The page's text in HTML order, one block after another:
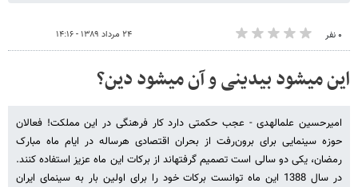
۰ نفر ۲۴ مرداد ۱۳۸۹ - ۱۴:۱۶
این می​شود بی​دینی و آن می​شود دین؟
امیرحسین علم​الهدی - عجب حکمتی دارد کار فرهنگی در این مملکت! فعالان
حوزه سینمایی برای برون‌رفت از بحران اقتصادی هرساله در ایام ماه مبارک
رمضان، یکی دو سالی است تصمیم گرفته​اند از برکات این ماه عزیز استفاده کنند.
در سال 1388 این ماه توانست برکات خود را برای اولین بار به سینمای ایران